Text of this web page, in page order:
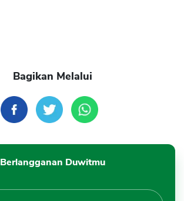
Bagikan Melalui
Berlangganan Duwitmu